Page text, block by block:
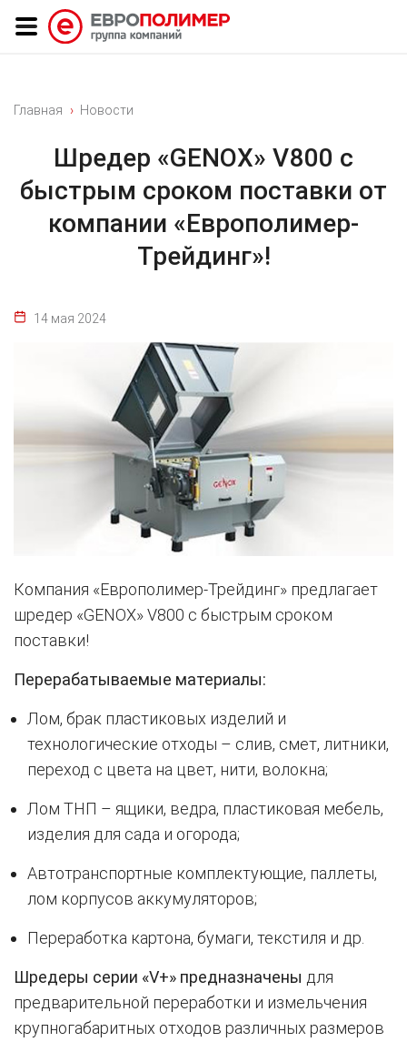
Главная Новости
Шредер «GENOX» V800 с
быстрым сроком поставки от
компании «Европолимер-
Трейдинг»!
14 мая 2024
Компания «Европолимер-Трейдинг» предлагает
шредер «GENOX» V800 с быстрым сроком
поставки!
Перерабатываемые материалы:
Лом, брак пластиковых изделий и
технологические отходы – слив, смет, литники,
переход с цвета на цвет, нити, волокна;
Лом ТНП – ящики, ведра, пластиковая мебель,
изделия для сада и огорода;
Автотранспортные комплектующие, паллеты,
лом корпусов аккумуляторов;
Переработка картона, бумаги, текстиля и др.
Шредеры серии «V+» предназначены для
предварительной переработки и измельчения
крупногабаритных отходов различных размеров